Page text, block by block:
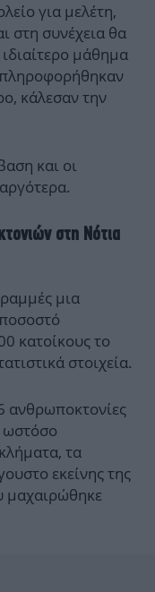
για μελέτη,
στη συνέχεια θα
μάθημα
πληροφορήθηκαν
κάλεσαν την
και οι
στη Νότια
μια
κατοίκους το
στοιχεία.
ανθρωποκτονίες
ωστόσο
τα
εκείνης της
μαχαιρώθηκε